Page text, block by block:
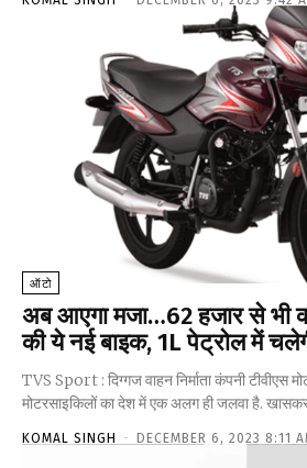
ऑटो
अब आएगा मजा…₹62 हजार से भी
की ये नई बाइक, 1L पेट्रोल में
TVS Sport : दिग्गज वाहन निर्माता कंपनी
मोटरसाइकिलों का देश में एक अलग ही जलवा है.
KOMAL SINGH - DECEMBER 6, 2023 8:11